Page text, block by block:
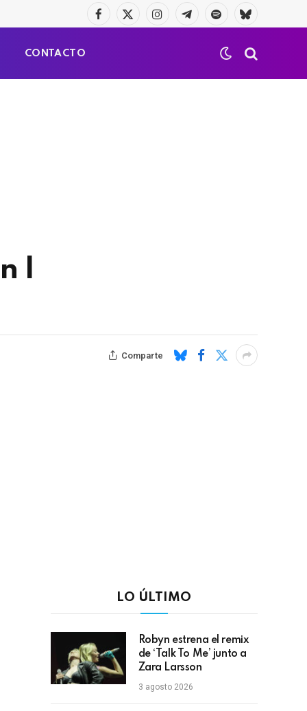
Facebook
X
InstagramTelegramaSpotifyBluesky
CONTACTO
I
Comparte
LO ÚLTIMO
Robyn estrena el remix
de ‘Talk To Me’ junto a
Zara Larsson
3 agosto 2026